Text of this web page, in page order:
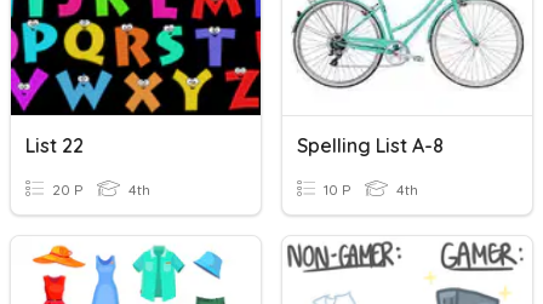
List 22
20 P 4th
Spelling List A-8
10 P 4th